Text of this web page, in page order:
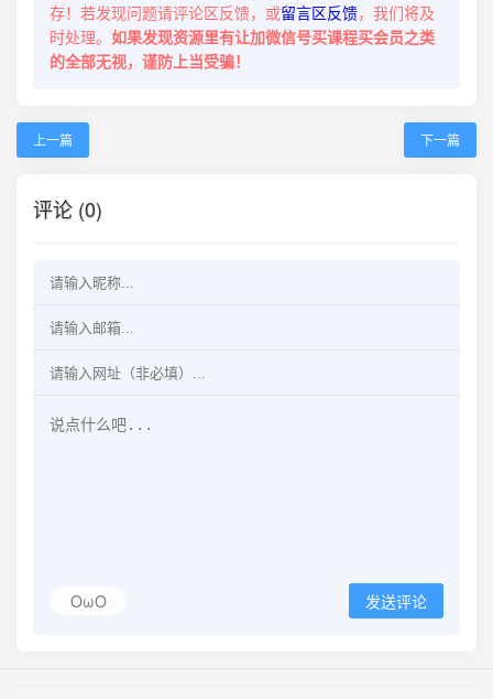
存！若发现问题请评论区反馈，或留言区反馈，我们将及
时处理。 如果发现资源里有让加微信号买课程买会员之类
的全部无视，谨防上当受骗！
上一篇 下一篇
评论 (0)
OωO 发送评论